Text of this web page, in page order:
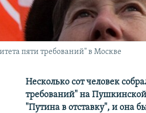
пяти требований" в Москве
Несколько сот человек
требований" на
"Путина в отставку", и она